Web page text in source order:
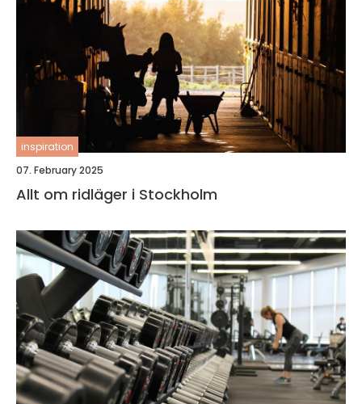
inspiration
07. February 2025
Allt om ridläger i Stockholm